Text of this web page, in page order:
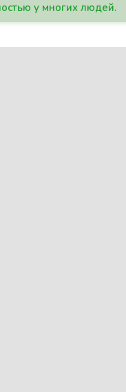
у многих людей.